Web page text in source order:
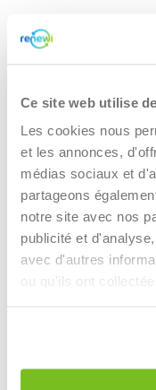
Ce site web utilise
Les cookies nous
et les annonces,
médias sociaux et
partageons
notre site avec nos
publicité et
avec d'autres
ou qu'ils ont
Cette année, une
lancée sous
les villes étapes
hashtags #recycle
être un ticket VIP ou
détails sur https://
usees/ .
Renewi donne une
processus de
Cette pâte est
en plastique comme